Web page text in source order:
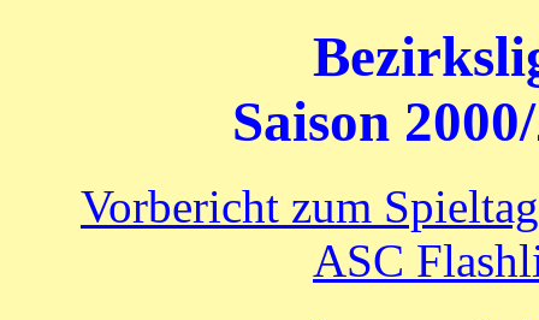
Saison
Vorbericht zum
ASC